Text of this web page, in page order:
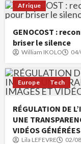
Afrique
GENOCOST :
briser le silence
William IKOLO
Europe Tech
RÉGULATION DE
UNE
VIDÉOS
Lila LEFEVRE 02/